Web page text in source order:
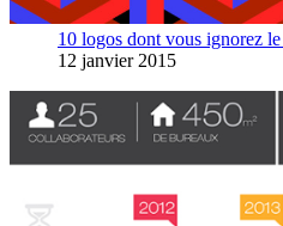
10 logos dont vous ignorez le
12 janvier 2015